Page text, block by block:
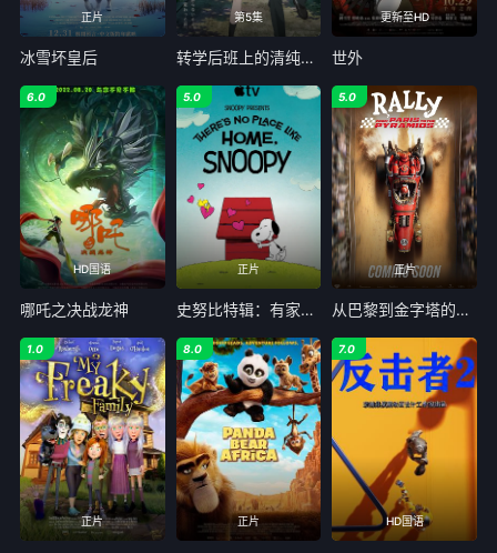
正片
冰雪坏皇后
第5集
转学后班上的清纯可爱美少女竟是小时候玩在一起的哥儿们
更新至HD
世外
HD国语
6.0
哪吒之决战龙神
正片
5.0
史努比特辑：有家真好
正片
5.0
从巴黎到金字塔的集会
正片
1.0
正片
8.0
HD国语
7.0